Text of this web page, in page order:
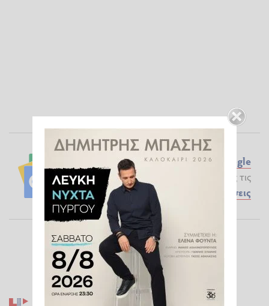
Ακολουθήστε το ilialive.gr στο
Google
Newsκαι μάθετε πρώτοι όλες τις
Ειδήσεις